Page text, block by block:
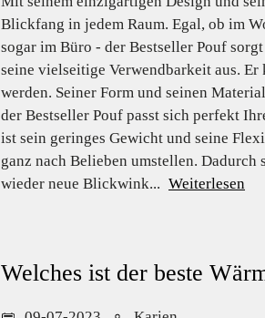
Blickfang in jedem Raum. Egal, ob im
sogar im Büro - der Bestseller Pouf
seine vielseitige Verwendbarkeit aus.
werden. Seiner Form und seinen
der Bestseller Pouf passt sich perfekt
ist sein geringes Gewicht und seine
ganz nach Belieben umstellen.
wieder neue Blickwink... Weiterlesen
Welches ist der beste